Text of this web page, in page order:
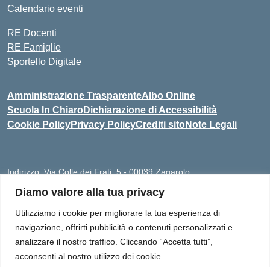
Diamo valore alla tua privacy
Utilizziamo i cookie per migliorare la tua esperienza di
navigazione, offrirti pubblicità o contenuti personalizzati e
analizzare il nostro traffico. Cliccando “Accetta tutti”,
acconsenti al nostro utilizzo dei cookie.
Calendario eventi
RE Docenti
RE Famiglie
Sportello Digitale
Amministrazione TrasparenteAlbo Online
Scuola In Chiaro Dichiarazione di Accessibilità
Cookie PolicyPrivacy PolicyCrediti sito Note Legali
Indirizzo: Via Colle dei Frati, 5 - 00039 Zagarolo
Posta elettronica certificata (PEC):rmis077005@pec.istruzione.it
Codice fiscale: 93015960581
Codice meccanografico:RMIS077005
I.I.S. "Paolo Borsellino e Giovanni Falcone" Via Colle dei Frati, 5 -